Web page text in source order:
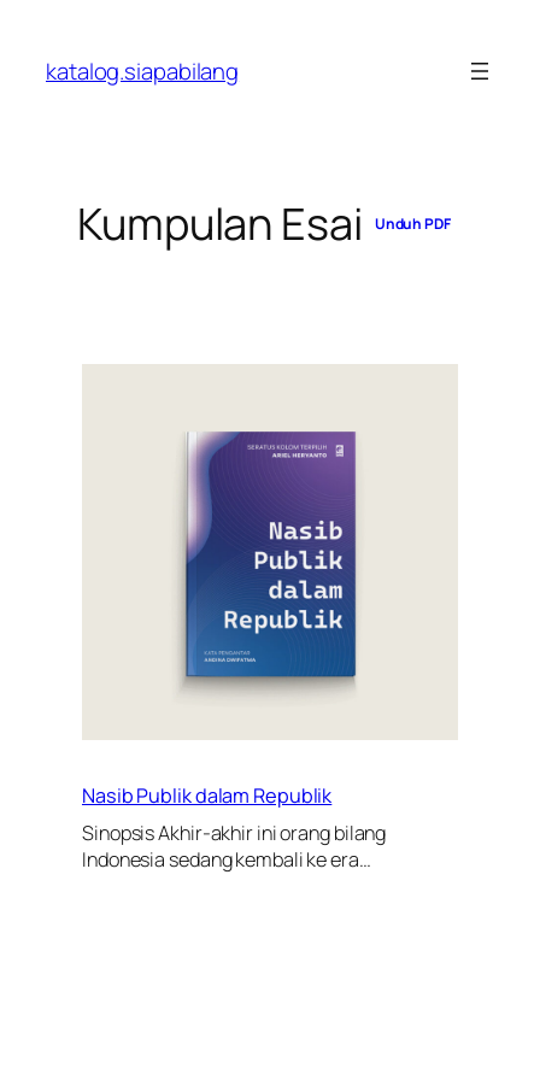
content
katalog.siapabilang
Kumpulan Esai Unduh PDF
Nasib Publik dalam Republik
Sinopsis Akhir-akhir ini orang bilang
Indonesia sedang kembali ke era…